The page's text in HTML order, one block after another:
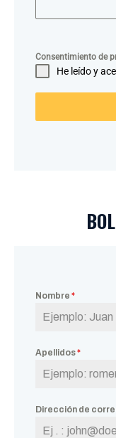
Consentimiento de
He leído y
Nombre *
Apellidos*
Dirección de